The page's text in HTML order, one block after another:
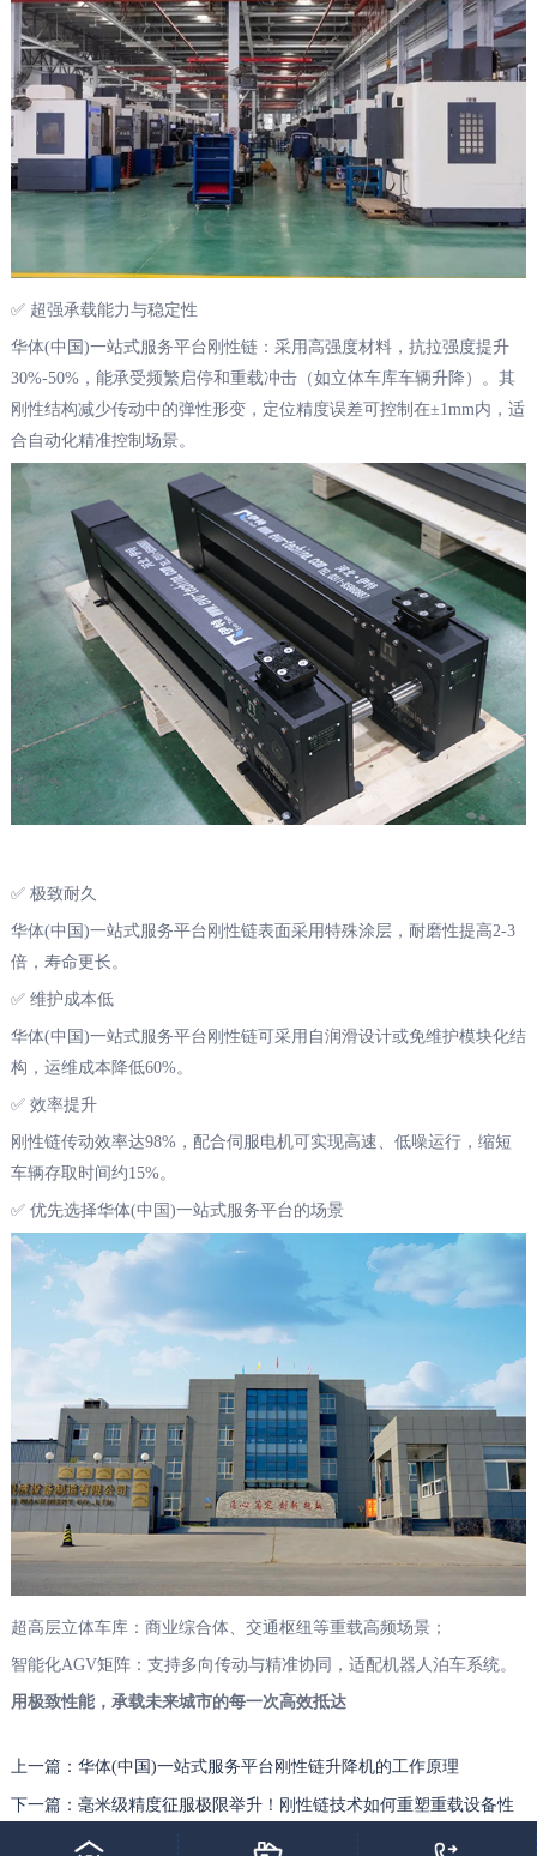
✅ 超强承载能力与稳定性
华体(中国)一站式服务平台刚性链：采用高强度材料，抗拉强度提升
30%-50%，能承受频繁启停和重载冲击（如立体车库车辆升降）。其
刚性结构减少传动中的弹性形变，定位精度误差可控制在±1mm内，适
合自动化精准控制场景。
✅ 极致耐久
华体(中国)一站式服务平台刚性链表面采用特殊涂层，耐磨性提高2-3
倍，寿命更长。
✅ 维护成本低
华体(中国)一站式服务平台刚性链可采用自润滑设计或免维护模块化结
构，运维成本降低60%。
✅ 效率提升
刚性链传动效率达98%，配合伺服电机可实现高速、低噪运行，缩短
车辆存取时间约15%。
✅ 优先选择华体(中国)一站式服务平台的场景
超高层立体车库：商业综合体、交通枢纽等重载高频场景；
智能化AGV矩阵：支持多向传动与精准协同，适配机器人泊车系统。
用极致性能，承载未来城市的每一次高效抵达
上一篇：华体(中国)一站式服务平台刚性链升降机的工作原理
下一篇：毫米级精度征服极限举升！刚性链技术如何重塑重载设备性